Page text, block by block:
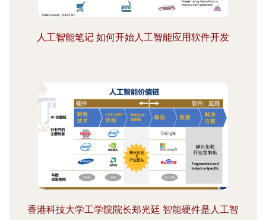
人工智能笔记 如何开始人工智能应用软件开发
香港科技大学工学院院长郑光廷 智能硬件是人工智